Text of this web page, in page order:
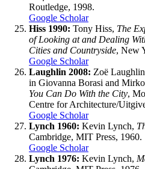
Routledge, 1998.
Google Scholar
Hiss 1990: Tony Hiss, The
of Looking at and Dealing
Cities and Countryside, New
Google Scholar
Laughlin 2008: Zoë
in Giovanna Borasi and
You Can Do With the City,
Centre for Architecture/
Google Scholar
Lynch 1960: Kevin Lynch,
Cambridge, MIT Press, 1960.
Google Scholar
Lynch 1976: Kevin Lynch,